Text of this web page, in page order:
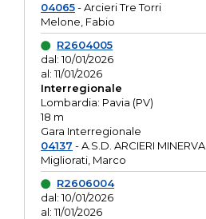
04065- Arcieri Tre Torri
Melone, Fabio
R2604005
dal: 10/01/2026
al: 11/01/2026
Interregionale
Lombardia: Pavia (PV)
18 m
Gara Interregionale
04137 - A.S.D. ARCIERI MINERVA
Migliorati, Marco
R2606004
dal: 10/01/2026
al: 11/01/2026